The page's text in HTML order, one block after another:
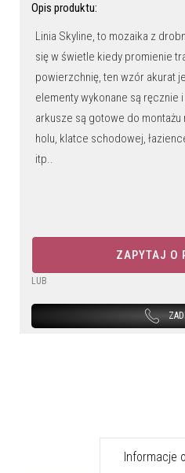
Opis produktu:
Linia Skyline, to mozaika z
się w świetle kiedy promienie
powierzchnię, ten wzór akurat
elementy wykonane są ręcznie
arkusze są gotowe do
holu, klatce schodowej,
itp..
ZAPYTAJ O
LUB
Informacje